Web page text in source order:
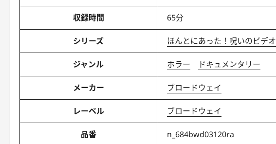
収録時間 65分
シリーズ ほんとにあった！呪いのビデオ
ジャンル ホラー ドキュメンタリー
メーカー ブロードウェイ
レーベル ブロードウェイ
品番 n_684bwd03120ra